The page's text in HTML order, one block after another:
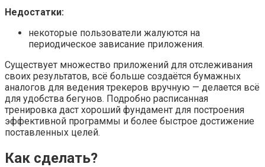
Недостатки:
некоторые пользователи жалуются на
периодическое зависание приложения.
Существует множество приложений для отслеживания
своих результатов, всё больше создаётся бумажных
аналогов для ведения трекеров вручную — делается всё
для удобства бегунов. Подробно расписанная
тренировка даст хороший фундамент для построения
эффективной программы и более быстрое достижение
поставленных целей.
Как сделать?